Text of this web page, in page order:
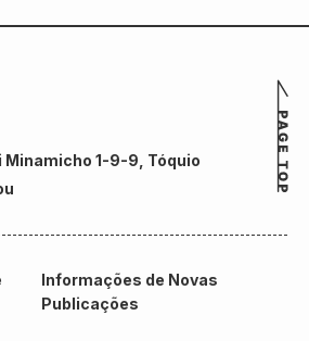
1-9-9, Tóquio
Informações de Novas
Publicações